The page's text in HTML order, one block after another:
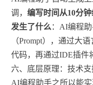
调，编写时间从10分
发生了什么 ：AI编程
（Prompt），通过大
代码，再通过IDE插件
六、底层原理：技术
AI编程助手之所以能